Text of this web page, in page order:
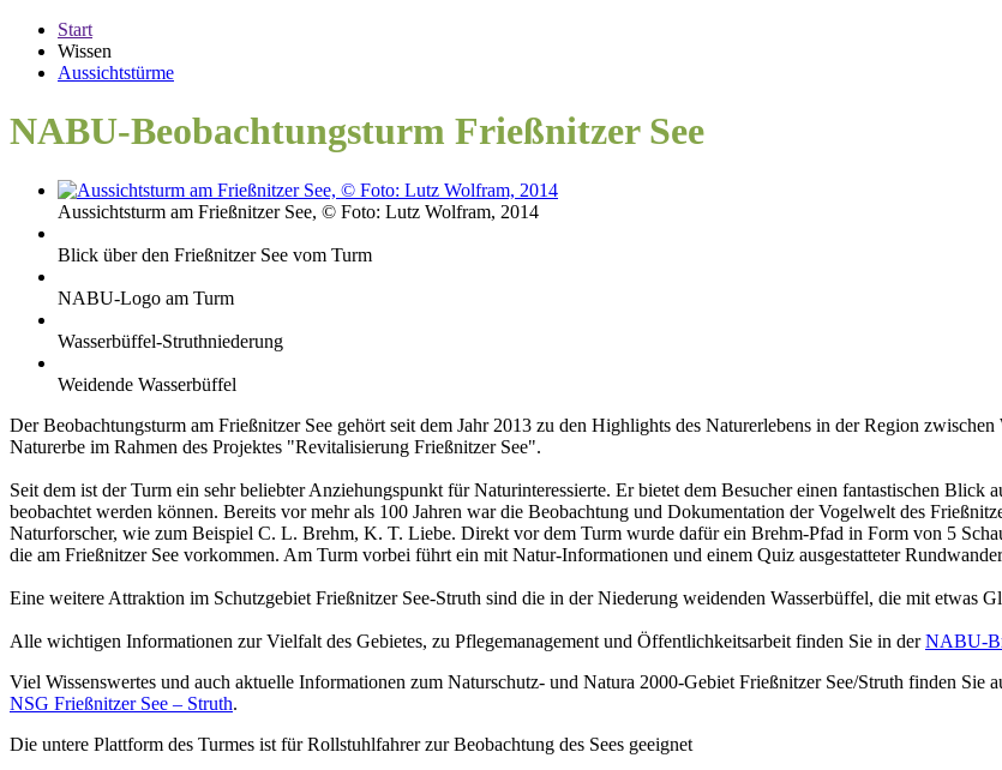
Start
Wissen
Aussichtstürme
NABU-Beobachtungsturm Frießnitzer See
Aussichtsturm am Frießnitzer See, © Foto: Lutz Wolfram, 2014
Blick über den Frießnitzer See vom Turm
NABU-Logo am Turm
Wasserbüffel-Struthniederung
Weidende Wasserbüffel
Der Beobachtungsturm am Frießnitzer See gehört seit dem Jahr 2013 zu den Highlights des Naturerlebens in der Region
Naturerbe im Rahmen des Projektes "Revitalisierung Frießnitzer See".
Seit dem ist der Turm ein sehr beliebter Anziehungspunkt für Naturinteressierte. Er bietet dem Besucher einen fantastischen Blick
beobachtet werden können. Bereits vor mehr als 100 Jahren war die Beobachtung und Dokumentation der Vogelwelt des
Naturforscher, wie zum Beispiel C. L. Brehm, K. T. Liebe. Direkt vor dem Turm wurde dafür ein Brehm-Pfad in Form von 5
die am Frießnitzer See vorkommen. Am Turm vorbei führt ein mit Natur-Informationen und einem Quiz ausgestatteter
Eine weitere Attraktion im Schutzgebiet Frießnitzer See-Struth sind die in der Niederung weidenden Wasserbüffel, die mit etwas
Alle wichtigen Informationen zur Vielfalt des Gebietes, zu Pflegemanagement und Öffentlichkeitsarbeit finden Sie in derNABU-
Viel Wissenswertes und auch aktuelle Informationen zum Naturschutz- und Natura 2000-Gebiet Frießnitzer See/Struth finden Sie
NSG Frießnitzer See – Struth.
Die untere Plattform des Turmes ist für Rollstuhlfahrer zur Beobachtung des Sees geeignet